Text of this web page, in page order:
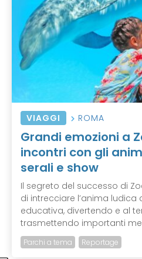
VIAGGI ROMA
Grandi emozioni a
incontri con gli
serali e show
Il segreto del successo di
di intrecciare l’anima
educativa, divertendo e al
trasmettendo importanti
Parchi a tema Reportage